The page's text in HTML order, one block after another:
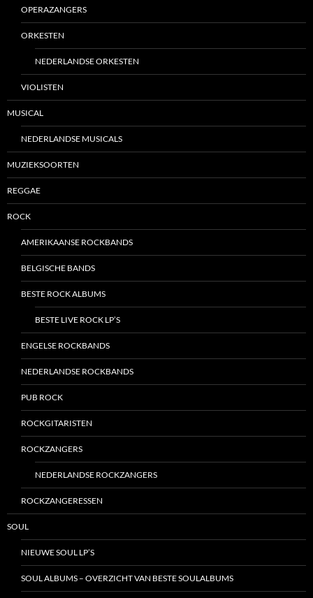
OPERAZANGERS
ORKESTEN
NEDERLANDSE ORKESTEN
VIOLISTEN
MUSICAL
NEDERLANDSE MUSICALS
MUZIEKSOORTEN
REGGAE
ROCK
AMERIKAANSE ROCKBANDS
BELGISCHE BANDS
BESTE ROCK ALBUMS
BESTE LIVE ROCK LP’S
ENGELSE ROCKBANDS
NEDERLANDSE ROCKBANDS
PUB ROCK
ROCKGITARISTEN
ROCKZANGERS
NEDERLANDSE ROCKZANGERS
ROCKZANGERESSEN
SOUL
NIEUWE SOUL LP’S
SOUL ALBUMS – OVERZICHT VAN BESTE SOULALBUMS